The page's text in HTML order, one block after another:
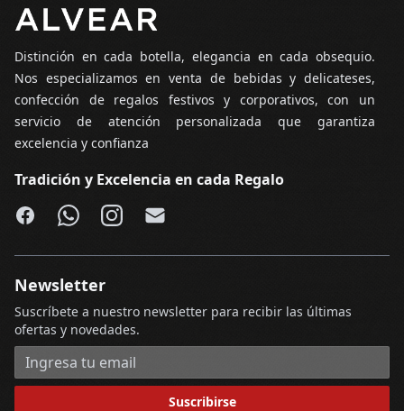
Distinción en cada botella, elegancia en cada obsequio.
Nos especializamos en venta de bebidas y delicateses,
confección de regalos festivos y corporativos, con un
servicio de atención personalizada que garantiza
excelencia y confianza
Tradición y Excelencia en cada Regalo
Facebook
WhatsApp
Instagram
Email
Newsletter
Suscríbete a nuestro newsletter para recibir las últimas
ofertas y novedades.
Dirección de correo electrónico
Suscribirse